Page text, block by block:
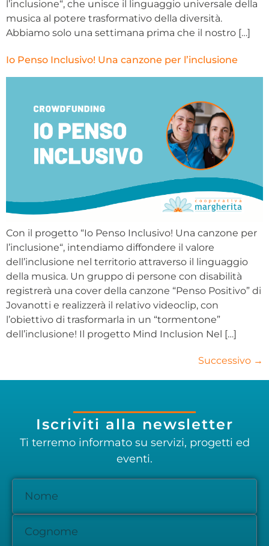
l’inclusione“, che unisce il linguaggio universale della
musica al potere trasformativo della diversità.
Abbiamo solo una settimana prima che il nostro […]
Io Penso Inclusivo! Una canzone per l’inclusione
Con il progetto “Io Penso Inclusivo! Una canzone per
l’inclusione“, intendiamo diffondere il valore
dell’inclusione nel territorio attraverso il linguaggio
della musica. Un gruppo di persone con disabilità
registrerà una cover della canzone “Penso Positivo” di
Jovanotti e realizzerà il relativo videoclip, con
l’obiettivo di trasformarla in un “tormentone”
dell’inclusione! Il progetto Mind Inclusion Nel […]
Successivo →
Iscriviti alla newsletter
Ti terremo informato su servizi, progetti ed
eventi.